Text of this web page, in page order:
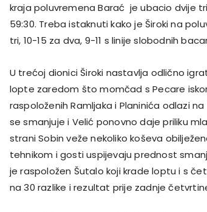
kraja poluvremena Barać je ubacio dvije
59:30. Treba istaknuti kako je Široki na
tri, 10-15 za dva, 9-11 s linije slobodnih
U trećoj dionici Široki nastavlja odlično
lopte zaredom što momčad s Pecare
raspoloženih Ramljaka i Planinića odlazi
se smanjuje i Velić ponovno daje priliku
strani Sobin veže nekoliko koševa
tehnikom i gosti uspijevaju prednost
je raspoložen Šutalo koji krade loptu i s
na 30 razlike i rezultat prije zadnje